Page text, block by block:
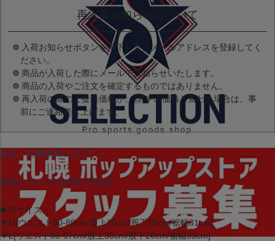
再入荷お知らせについて
入荷お知らせボタンを押下して、メールアドレスを登録してく
ださい。
商品が入荷した際にメールでお知らせいたします。
商品の入荷やご注文を確定するものではありません。
再入荷の際のご提供価格が、当HPの価格と変わる場合は、事
前にご連絡差し上げます。
返品・交換特約について
商品についてのお問い合わせ
■USサイズ：
▼M[ウエスト80-89cm/股上36cm/股下25cm/裾幅31cm]
▼L[ウエスト88-97cm/股上38cm/股下26cm/裾幅33cm]